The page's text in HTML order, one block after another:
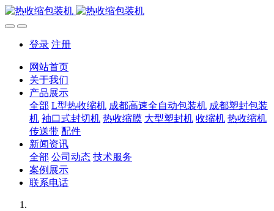
登录 注册
网站首页
关于我们
产品展示
全部 L型热收缩机 成都高速全自动包装机 成都塑封包装
机 袖口式封切机 热收缩膜 大型塑封机 收缩机 热收缩机
传送带 配件
新闻资讯
全部 公司动态 技术服务
案例展示
联系电话